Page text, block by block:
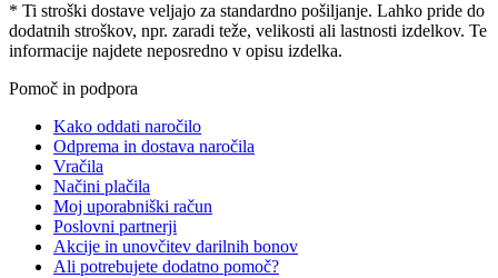
* Ti stroški dostave veljajo za standardno pošiljanje. Lahko pride do
dodatnih stroškov, npr. zaradi teže, velikosti ali lastnosti izdelkov. Te
informacije najdete neposredno v opisu izdelka.
Pomoč in podpora
Kako oddati naročilo
Odprema in dostava naročila
Vračila
Načini plačila
Moj uporabniški račun
Poslovni partnerji
Akcije in unovčitev darilnih bonov
Ali potrebujete dodatno pomoč?